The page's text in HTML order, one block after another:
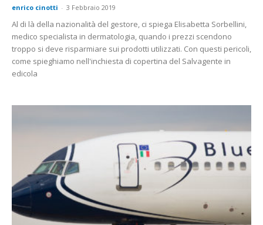
enrico cinotti - 3 Febbraio 2019
Al di là della nazionalità del gestore, ci spiega Elisabetta Sorbellini,
medico specialista in dermatologia, quando i prezzi scendono
troppo si deve risparmiare sui prodotti utilizzati. Con questi pericoli,
come spieghiamo nell'inchiesta di copertina del Salvagente in
edicola